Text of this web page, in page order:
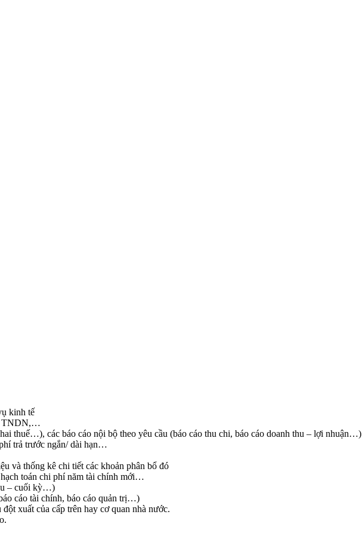
kinh tế
TNDN,…
thuế…), các báo cáo nội bộ theo yêu cầu (báo cáo thu chi, báo cáo doanh thu – lợi nhuận…)
trả trước ngắn/ dài hạn…
và thống kê chi tiết các khoản phân bổ đó
toán chi phí năm tài chính mới…
– cuối kỳ…)
cáo tài chính, báo cáo quản trị…)
xuất của cấp trên hay cơ quan nhà nước.